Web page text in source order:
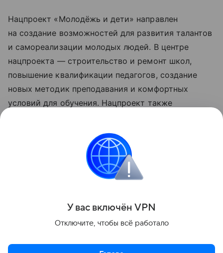
Нацпроект «Молодёжь и дети» направлен
на создание возможностей для развития талантов
и самореализации молодых людей. В центре
нацпроекта — строительство и ремонт школ,
повышение квалификации педагогов, создание
новых методик преподавания и комфортных
условий для обучения. Нацпроект также
мирового уровня и поддержку вузов
по программе «Приоритет 2030». Обновленные
нацпроекты реализуются по решению
Президента РФ Владимира Путина с 2025 года.
Поделиться
У вас включён VPN
Отключите, чтобы всё работало